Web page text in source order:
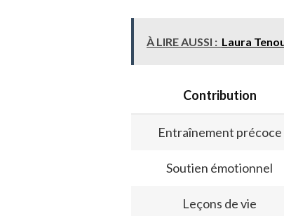
À LIRE AUSSI : Laura
Contribution
Entraînement précoce
Soutien émotionnel
Leçons de vie